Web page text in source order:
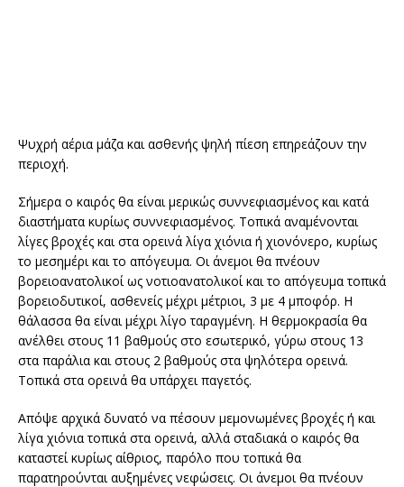
Ψυχρή αέρια µάζα και ασθενής ψηλή πίεση επηρεάζουν την
περιοχή.
Σήµερα ο καιρός θα είναι µερικώς συννεφιασµένος και κατά
διαστήµατα κυρίως συννεφιασµένος. Τοπικά αναµένονται
λίγες βροχές και στα ορεινά λίγα χιόνια ή χιονόνερο, κυρίως
το µεσηµέρι και το απόγευµα. Οι άνεµοι θα πνέουν
βορειοανατολικοί ως νοτιοανατολικοί και το απόγευµα τοπικά
βορειοδυτικοί, ασθενείς µέχρι µέτριοι, 3 µε 4 µποφόρ. Η
θάλασσα θα είναι µέχρι λίγο ταραγµένη. Η θερµοκρασία θα
ανέλθει στους 11 βαθµούς στο εσωτερικό, γύρω στους 13
στα παράλια και στους 2 βαθµούς στα ψηλότερα ορεινά.
Τοπικά στα ορεινά θα υπάρχει παγετός.
Απόψε αρχικά δυνατό να πέσουν µεµονωµένες βροχές ή και
λίγα χιόνια τοπικά στα ορεινά, αλλά σταδιακά ο καιρός θα
καταστεί κυρίως αίθριος, παρόλο που τοπικά θα
παρατηρούνται αυξηµένες νεφώσεις. Οι άνεµοι θα πνέουν